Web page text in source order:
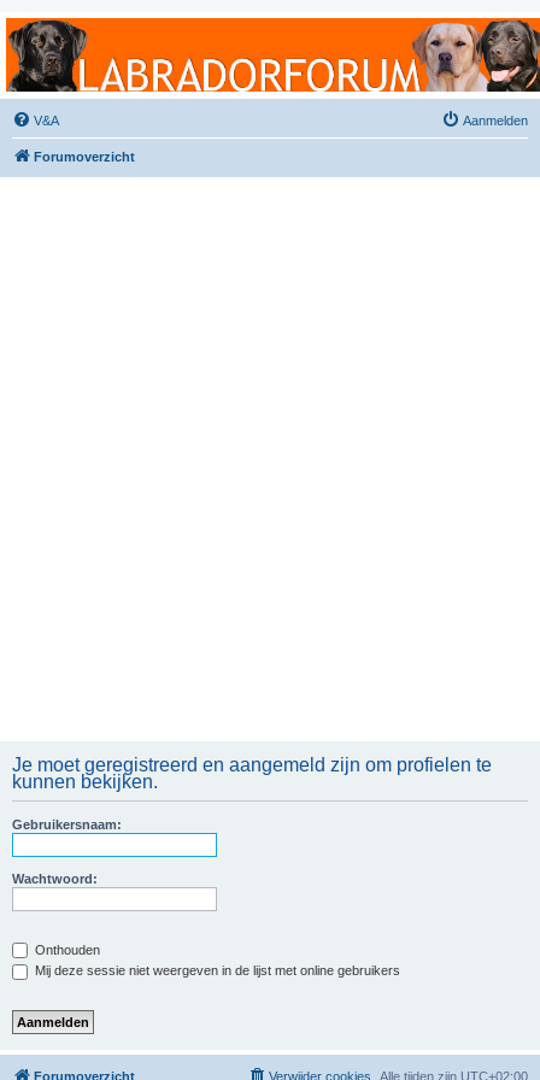
Labradorforum
Het gezelligste Labradorforum van Nederland en België!
V&A Aanmelden
Forumoverzicht
Je moet geregistreerd en aangemeld zijn om profielen te
kunnen bekijken.
Gebruikersnaam:
Wachtwoord:
Onthouden
Mij deze sessie niet weergeven in de lijst met online gebruikers
Forumoverzicht Alle tijden zijn UTC+02:00
Verwijder cookies